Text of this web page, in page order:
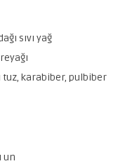
sıvı yağ
tuz, karabiber, pulbiber
un